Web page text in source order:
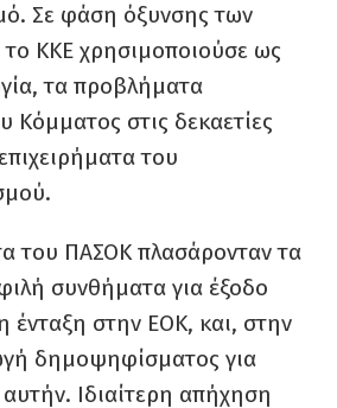
Σε φάση όξυνσης των
ΚΚΕ χρησιμοποιούσε ως
τα προβλήματα
Κόμματος στις δεκαετίες
του
του ΠΑΣΟΚ πλασάρονταν τα
συνθήματα για έξοδο
ένταξη στην ΕΟΚ, και, στην
δημοψηφίσματος για
Ιδιαίτερη απήχηση